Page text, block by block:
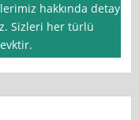
hakkında detaylı
Sizleri her türlü